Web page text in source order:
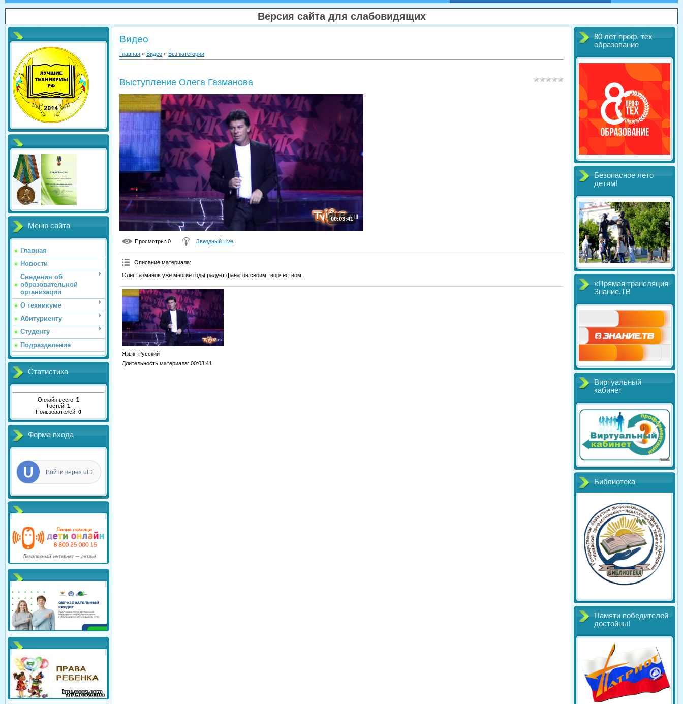
Версия сайта для слабовидящих
Меню сайта
Главная
Новости
Сведения об
образовательной
организации
О техникуме
Абитуриенту
Студенту
Подразделение
Статистика
Онлайн всего: 1
Гостей: 1
Пользователей: 0
Форма входа
Войти через uID
Видео
Главная » Видео » Без категории
Выступление Олега Газманова
00:03:41
Просмотры: 0 Звездный Live
Описание материала:
Олег Газманов уже многие годы радует фанатов своим творчеством.
Язык: Русский
Длительность материала: 00:03:41
80 лет проф. тех
образование
Безопасное лето
детям!
«Прямая трансляция
Знание.ТВ
Виртуальный
кабинет
Библиотека
Памяти победителей
достойны!